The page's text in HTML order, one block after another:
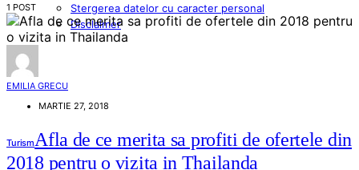
Stergerea datelor cu caracter personal
Disclaimer
1 POST
EMILIA GRECU
MARTIE 27, 2018
Turism Afla de ce merita sa profiti de ofertele din
2018 pentru o vizita in Thailanda